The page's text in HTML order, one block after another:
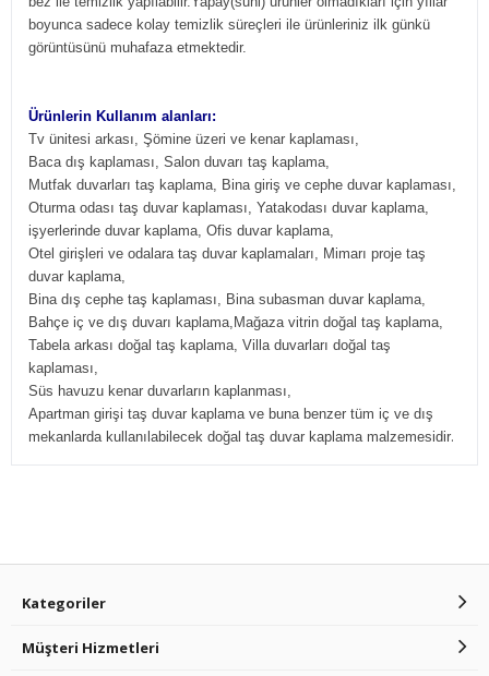
boyunca sadece kolay temizlik süreçleri ile ürünleriniz ilk günkü
görüntüsünü muhafaza etmektedir.
Ürünlerin Kullanım alanları:
Tv ünitesi arkası, Şömine üzeri ve kenar kaplaması,
Baca dış kaplaması, Salon duvarı taş kaplama,
Mutfak duvarları taş kaplama, Bina giriş ve cephe duvar kaplaması,
Oturma odası taş duvar kaplaması, Yatakodası duvar kaplama,
işyerlerinde duvar kaplama, Ofis duvar kaplama,
Otel girişleri ve odalara taş duvar kaplamaları, Mimarı proje taş
duvar kaplama,
Bina dış cephe taş kaplaması, Bina subasman duvar kaplama,
Bahçe iç ve dış duvarı kaplama,Mağaza vitrin doğal taş kaplama,
Tabela arkası doğal taş kaplama, Villa duvarları doğal taş
kaplaması,
Süs havuzu kenar duvarların kaplanması,
Apartman girişi taş duvar kaplama ve buna benzer tüm iç ve dış
mekanlarda kullanılabilecek doğal taş duvar kaplama malzemesidir.
Kategoriler
Müşteri Hizmetleri